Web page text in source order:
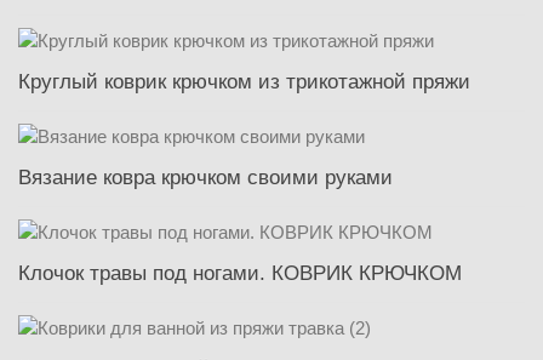
Круглый коврик крючком из трикотажной пряжи
Вязание ковра крючком своими руками
Клочок травы под ногами. КОВРИК КРЮЧКОМ